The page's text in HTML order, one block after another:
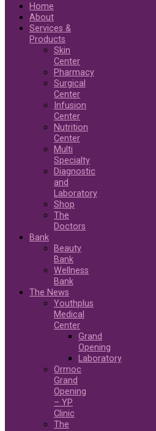
Home
About
Services &
Products
Skin
Center
Pharmacy
Surgical
Center
Infusion
Center
Nutrition
Center
Multi
Specialty
Diagnostic
and
Laboratory
Shop
The
Doctors
Bank
Beauty
Bank
Wellness
Bank
The News
Youthplus
Medical
Center
Grand
Opening
Laboratory
Ormoc
Grand
Opening
– YP
Clinic
The